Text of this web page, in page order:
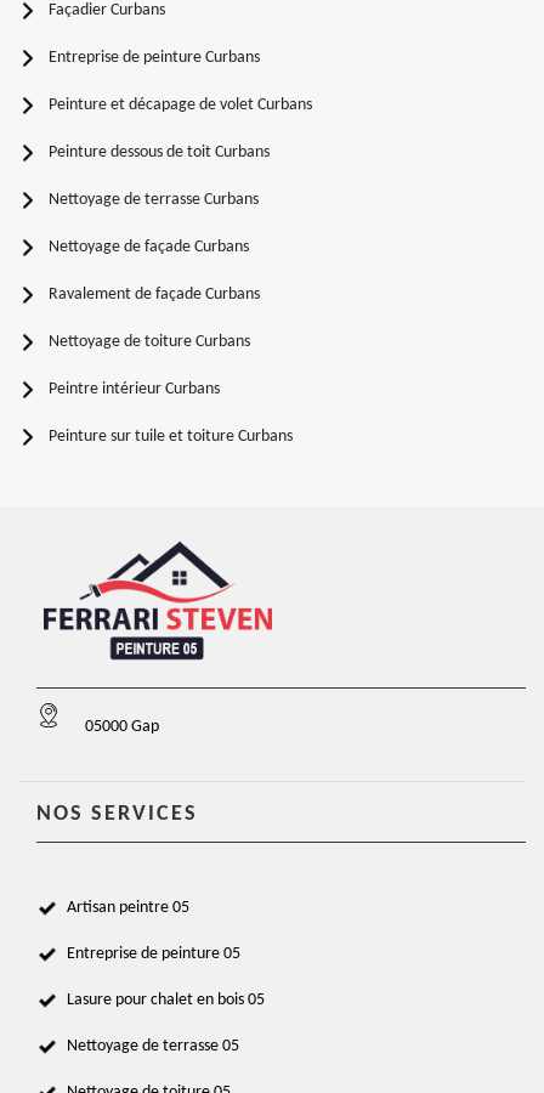
Façadier Curbans
Entreprise de peinture Curbans
Peinture et décapage de volet Curbans
Peinture dessous de toit Curbans
Nettoyage de terrasse Curbans
Nettoyage de façade Curbans
Ravalement de façade Curbans
Nettoyage de toiture Curbans
Peintre intérieur Curbans
Peinture sur tuile et toiture Curbans
05000 Gap
NOS SERVICES
Artisan peintre 05
Entreprise de peinture 05
Lasure pour chalet en bois 05
Nettoyage de terrasse 05